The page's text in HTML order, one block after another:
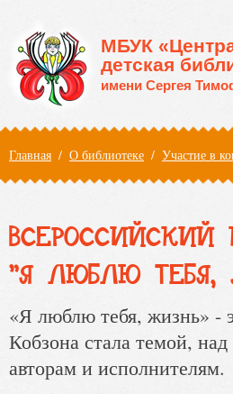
МБУК
детская
имени Сергея
Вы здесь
Главная / О библиотеке / Участие в
ВСЕРОССИЙСКИЙ
"Я ЛЮБЛЮ ТЕБЯ,
«Я люблю тебя, жизнь» -
Кобзона стала темой,
авторам и исполнителям.